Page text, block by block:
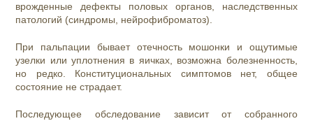
врожденные дефекты половых органов, наследственных
патологий (синдромы, нейрофиброматоз).
При пальпации бывает отечность мошонки и ощутимые
узелки или уплотнения в яичках, возможна болезненность,
но редко. Конституциональных симптомов нет, общее
состояние не страдает.
Последующее обследование зависит от собранного